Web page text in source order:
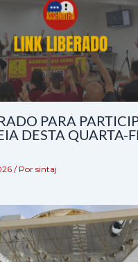
PARA
DESTA QUARTA-
/ Por sintaj